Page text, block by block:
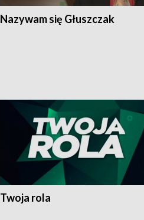
Nazywam się Głuszczak
Twoja rola